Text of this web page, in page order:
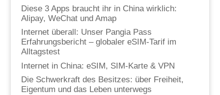
Diese 3 Apps braucht ihr in China wirklich:
Alipay, WeChat und Amap
Internet überall: Unser Pangia Pass
Erfahrungsbericht – globaler eSIM-Tarif im
Alltagstest
Internet in China: eSIM, SIM-Karte & VPN
Die Schwerkraft des Besitzes: über Freiheit,
Eigentum und das Leben unterwegs